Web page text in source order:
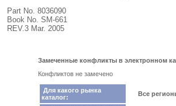
Part No. 8036090
Book No. SM-661
REV.3 Mar. 2005
Замеченные конфликты в электронном
Конфликтов не замечено
Для какого рынка
каталог:
Все